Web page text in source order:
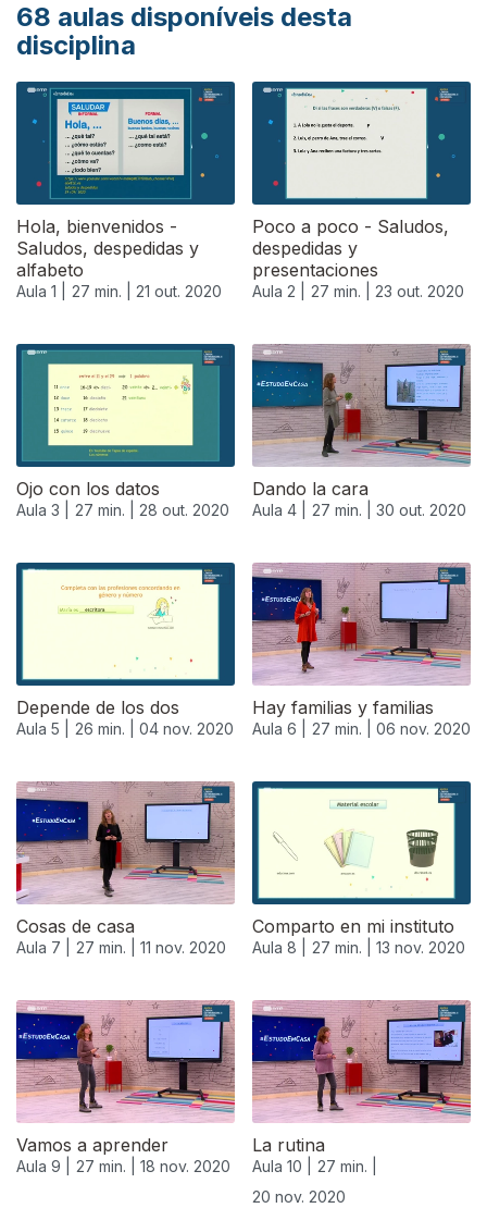
68 aulas disponíveis desta
disciplina
Hola, bienvenidos -
Saludos, despedidas y
alfabeto
Aula 1 | 27 min. | 21 out. 2020
Poco a poco - Saludos,
despedidas y
presentaciones
Aula 2 | 27 min. | 23 out. 2020
Ojo con los datos
Aula 3 | 27 min. | 28 out. 2020
Dando la cara
Aula 4 | 27 min. | 30 out. 2020
Depende de los dos
Aula 5 | 26 min. | 04 nov. 2020
Hay familias y familias
Aula 6 | 27 min. | 06 nov. 2020
Cosas de casa
Aula 7 | 27 min. | 11 nov. 2020
Comparto en mi instituto
Aula 8 | 27 min. | 13 nov. 2020
Vamos a aprender
Aula 9 | 27 min. | 18 nov. 2020
La rutina
Aula 10 |
27 min. |
20 nov. 2020